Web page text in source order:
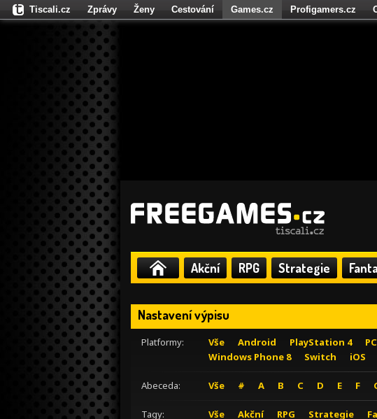
Akční RPG Strategie
Nastavení výpisu
Platformy: Vše Android PlayStation 4 PC
Windows Phone 8
Switch iOS
Abeceda: Vše # A B C D E F
Tagy: Vše Akční RPG Strategie
Tiscali.cz Zprávy Ženy Cestování Games.cz Profigamers.cz
Fights.cz